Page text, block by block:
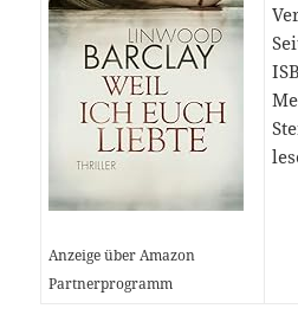
Anzeige über Amazon
Partnerprogramm